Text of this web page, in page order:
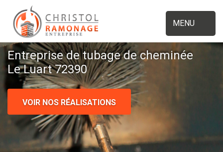
MENU
Entreprise de tubage de cheminée
Le Luart 72390
VOIR NOS RÉALISATIONS